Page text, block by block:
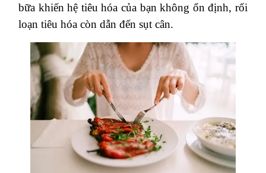
bữa khiến hệ tiêu hóa của bạn không ổn định, rối
loạn tiêu hóa còn dẫn đến sụt cân.